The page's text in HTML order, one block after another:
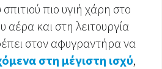
πιο υγιή χάρη στο
αέρα και στη λειτουργία
στον αφυγραντήρα να
στη μέγιστη ισχύ,